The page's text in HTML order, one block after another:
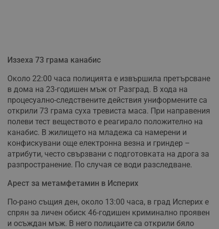
Иззеха 73 грама канабис
Около 22:00 часа полицията е извършила претърсване
в дома на 23-годишен мъж от Разград. В хода на
процесуално-следствените действия униформените са
открили 73 грама суха тревиста маса. При направения
полеви тест веществото е реагирало положително на
канабис. В жилището на младежа са намерени и
конфискувани още електронна везна и гриндер –
атрибути, често свързвани с подготовката на дрога за
разпространение. По случая се води разследване.
Арест за метамфетамин в Исперих
По-рано същия ден, около 13:00 часа, в град Исперих е
спрян за личен обиск 46-годишен криминално проявен
и осъждан мъж. В него полицаите са открили бяло